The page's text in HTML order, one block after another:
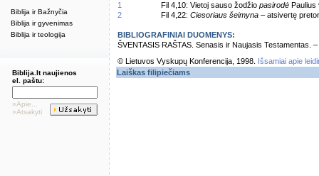
Biblija ir Bažnyčia
Biblija ir gyvenimas
Biblija ir teologija
Biblija.lt naujienos
el. paštu:
»Apie...
»Atsakyti
1
Fil 4,10: Vietoj sauso žodžio pasirodė Paulius
2
Fil 4,22: Ciesoriaus šeimyna – atsivertę
BIBLIOGRAFINIAI DUOMENYS:
ŠVENTASIS RAŠTAS. Senasis ir Naujasis Testamentas.
© Lietuvos Vyskupų Konferencija, 1998.
Išsamiai apie
Laiškas filipiečiams